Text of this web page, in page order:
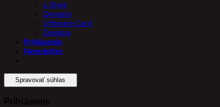
L-Style
Dynasty
Ultimate Card
Designa
Prihlásenie
Newsletter
Spravovať súhlas
Prihlásenie